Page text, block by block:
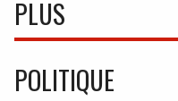
PLUS
POLITIQUE